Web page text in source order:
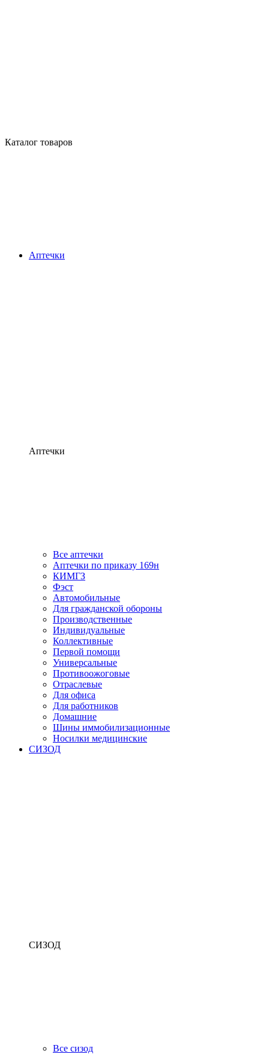
Каталог товаров
Аптечки
Аптечки
Все аптечки
Аптечки по приказу 169н
КИМГЗ
Фэст
Автомобильные
Для гражданской обороны
Производственные
Индивидуальные
Коллективные
Первой помощи
Универсальные
Противоожоговые
Отраслевые
Для офиса
Для работников
Домашние
Шины иммобилизационные
Носилки медицинские
СИЗОД
СИЗОД
Все сизод